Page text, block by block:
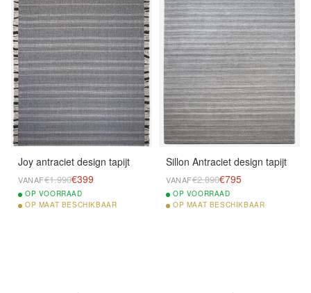
Joy antraciet design tapijt
VANAF€1.990€399
OP VOORRAAD
OP MAAT BESCHIKBAAR
Sillon Antraciet design tapijt
VANAF€2.890€795
OP VOORRAAD
OP MAAT BESCHIKBAAR